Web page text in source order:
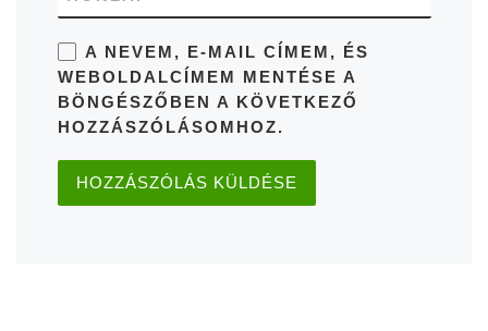
A NEVEM, E-MAIL CÍMEM, ÉS
WEBOLDALCÍMEM MENTÉSE A
BÖNGÉSZŐBEN A KÖVETKEZŐ
HOZZÁSZÓLÁSOMHOZ.